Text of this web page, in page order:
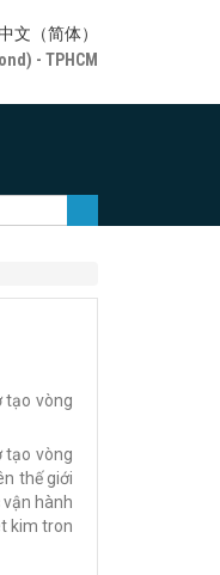
- TPHCM
tạo vòng
tạo vòng
thế giới
hành